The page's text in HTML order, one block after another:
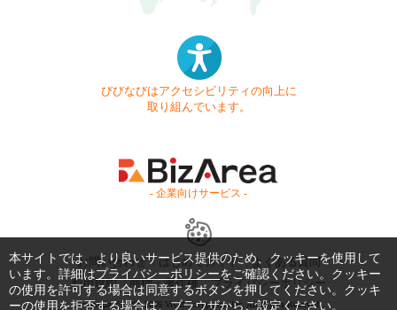
びびなびはアクセシビリティの向上に
取り組んでいます。
- 企業向けサービス -
お問い合わせ はじめてガイド
よくある質問
利用規約
商標・著作権 プライバシーポリシー
Copyright © 1999-2026 Vivid Navigation, Inc. All Rights Reserved.
本サイトでは、より良いサービス提供のため、クッキーを使用して
います。詳細はプライバシーポリシーをご確認ください。クッキー
の使用を許可する場合は同意するボタンを押してください。クッキ
ーの使用を拒否する場合は、ブラウザからご設定ください。